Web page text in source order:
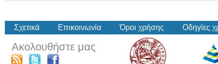
Σχετικά Επικοινωνία Όροι χρήσης Οδηγίες
Ακολουθήστε μας